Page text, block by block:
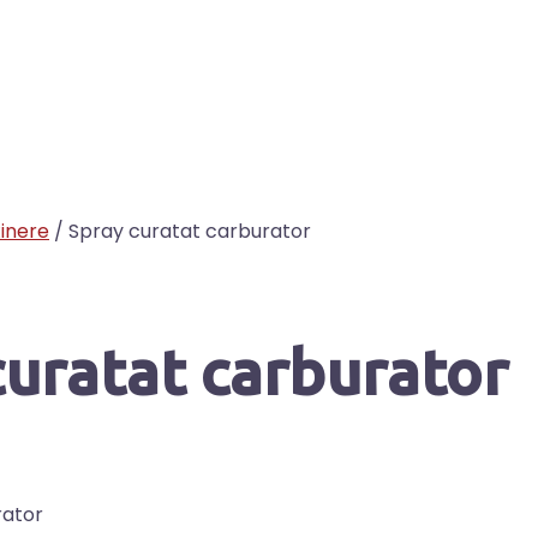
/ Spray curatat carburator
carburator